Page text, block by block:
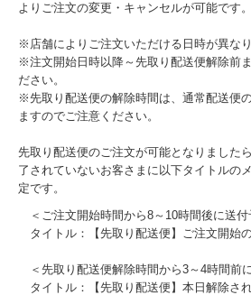
よりご注文の変更・キャンセルが可能です。
※店舗によりご注文いただける日時が異なり
※注文開始日時以降～先取り配送便解除前
ださい。
※先取り配送便の解除時間は、通常配送便
ますのでご注意ください。
先取り配送便のご注文が可能となりました
了されていないお客さまに以下タイトルの
定です。
＜ご注文開始時間から8～10時間後に送付
タイトル：【先取り配送便】ご注文開始
＜先取り配送便解除時間から3～4時間前
タイトル：【先取り配送便】本日解除さ